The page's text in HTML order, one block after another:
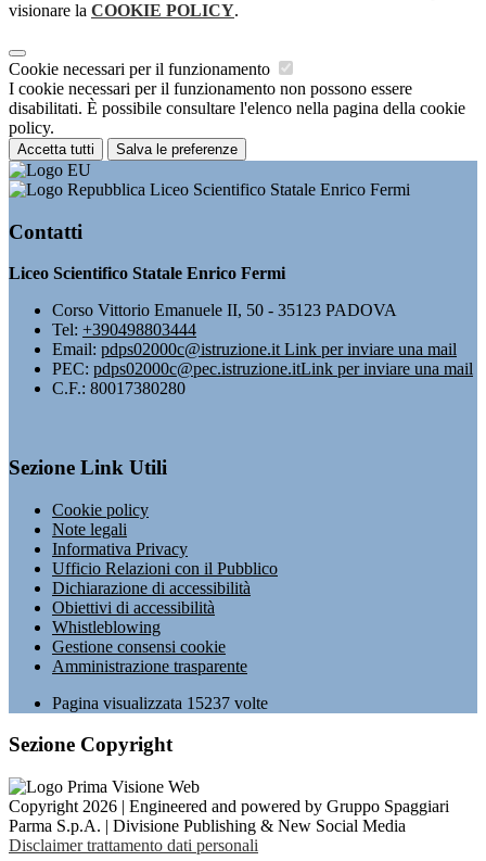
visionare la COOKIE POLICY.
Cookie necessari per il funzionamento
I cookie necessari per il funzionamento non possono essere
disabilitati. È possibile consultare l'elenco nella pagina della cookie
policy.
Accetta tutti Salva le preferenze
Liceo Scientifico Statale Enrico Fermi
Contatti
Liceo Scientifico Statale Enrico Fermi
Corso Vittorio Emanuele II, 50 - 35123 PADOVA
Tel: +390498803444
Email: pdps02000c@istruzione.it Link per inviare una mail
PEC: pdps02000c@pec.istruzione.itLink per inviare una mail
C.F.: 80017380280
Sezione Link Utili
Cookie policy
Note legali
Informativa Privacy
Ufficio Relazioni con il Pubblico
Dichiarazione di accessibilità
Obiettivi di accessibilità
Whistleblowing
Gestione consensi cookie
Amministrazione trasparente
Pagina visualizzata 15237 volte
Sezione Copyright
Copyright 2026 | Engineered and powered by Gruppo Spaggiari
Parma S.p.A. | Divisione Publishing & New Social Media
Disclaimer trattamento dati personali